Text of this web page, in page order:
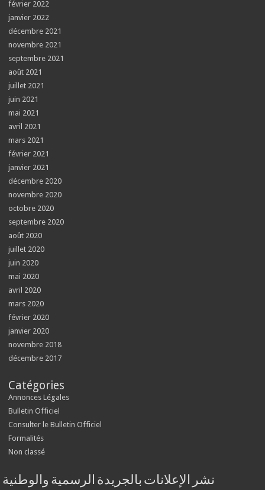
février 2022
janvier 2022
décembre 2021
novembre 2021
septembre 2021
août 2021
juillet 2021
juin 2021
mai 2021
avril 2021
mars 2021
février 2021
janvier 2021
décembre 2020
novembre 2020
octobre 2020
septembre 2020
août 2020
juillet 2020
juin 2020
mai 2020
avril 2020
mars 2020
février 2020
janvier 2020
novembre 2018
décembre 2017
Catégories
Annonces Légales
Bulletin Officiel
Consulter le Bulletin Officiel
Formalités
Non classé
نشر الإعلانات بالجريدة الرسمية والوطنية